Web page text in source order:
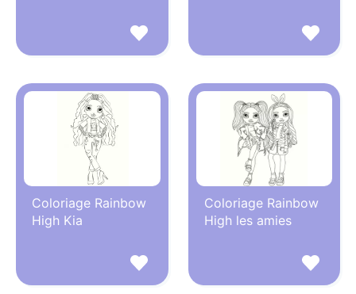
Coloriage Rainbow
High Kia
Coloriage Rainbow
High les amies